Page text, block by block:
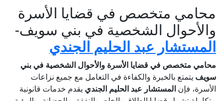
محامي متخصص في قضايا الأسرة
والأحوال الشخصية في بني سويف-
المستشار عبد الحليم الجندي
محامي متخصص في قضايا الأسرة والأحوال الشخصية في بني
سويف يتمتع بالخبرة والكفاءة في التعامل مع جميع نزاعات
الأسرة، فإن المستشار عبد الحليم الجندي يقدم خدمات قانونية